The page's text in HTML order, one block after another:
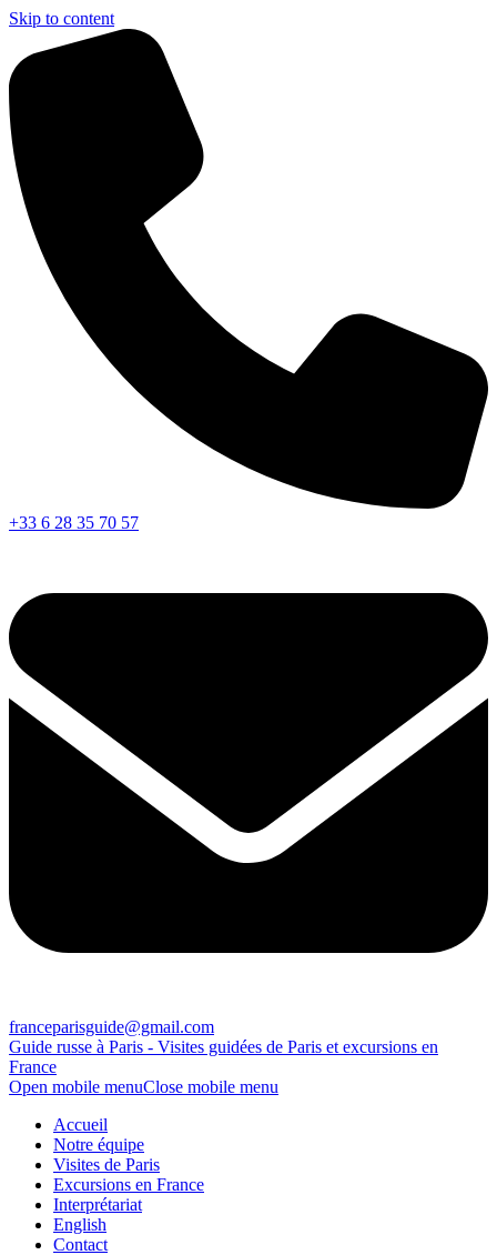
Skip to content
+33 6 28 35 70 57
franceparisguide@gmail.com
Guide russe à Paris - Visites guidées de Paris et excursions en
France
Open mobile menuClose mobile menu
Accueil
Notre équipe
Visites de Paris
Excursions en France
Interprétariat
English
Contact